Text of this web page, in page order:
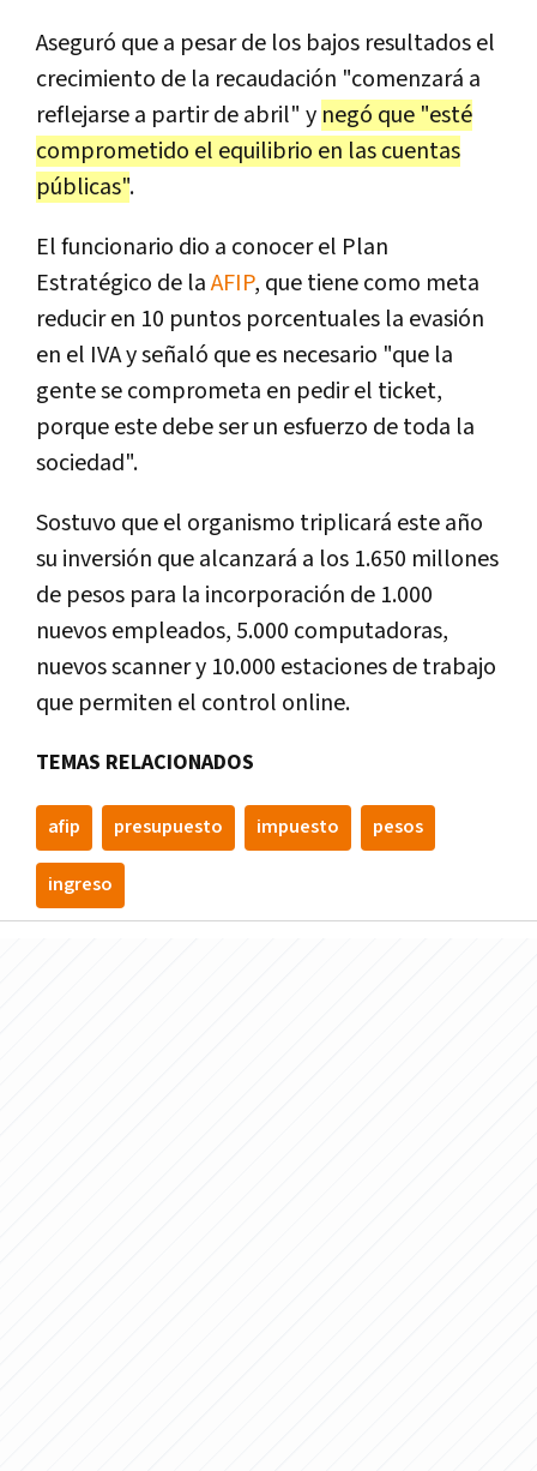
Aseguró que a pesar de los bajos resultados el
crecimiento de la recaudación "comenzará a
reflejarse a partir de abril" y negó que "esté
comprometido el equilibrio en las cuentas
públicas".
El funcionario dio a conocer el Plan
Estratégico de laAFIP, que tiene como meta
reducir en 10 puntos porcentuales la evasión
en el IVA y señaló que es necesario "que la
gente se comprometa en pedir el ticket,
porque este debe ser un esfuerzo de toda la
sociedad".
Sostuvo que el organismo triplicará este año
su inversión que alcanzará a los 1.650 millones
de pesos para la incorporación de 1.000
nuevos empleados, 5.000 computadoras,
nuevos scanner y 10.000 estaciones de trabajo
que permiten el control online.
TEMAS RELACIONADOS
afip presupuesto impuesto pesos
ingreso